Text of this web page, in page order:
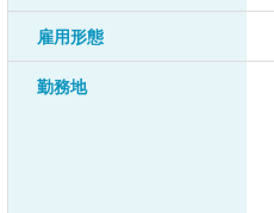
雇用形態
勤務地